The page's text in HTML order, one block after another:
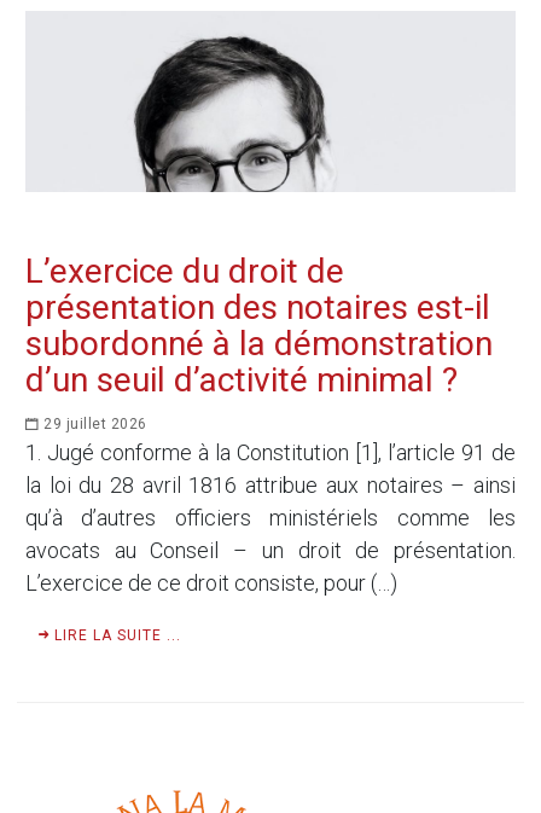
L’exercice du droit de
présentation des notaires est-il
subordonné à la démonstration
d’un seuil d’activité minimal ?
29 juillet 2026
1. Jugé conforme à la Constitution [1], l’article 91 de
la loi du 28 avril 1816 attribue aux notaires – ainsi
qu’à d’autres officiers ministériels comme les
avocats au Conseil – un droit de présentation.
L’exercice de ce droit consiste, pour (…)
LIRE LA SUITE ...